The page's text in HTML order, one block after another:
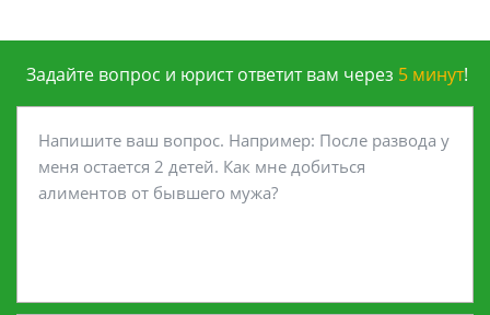
Задайте вопрос и юрист ответит вам через 5 минут!